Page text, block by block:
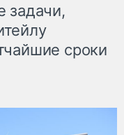
задачи,
сроки